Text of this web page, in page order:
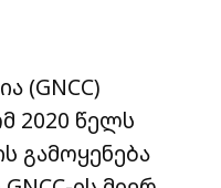
(GNCC)
2020 წელს
გამოყენება